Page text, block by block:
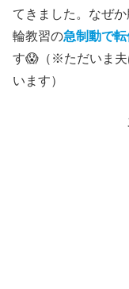
てきました。なぜ
輪教習の急制動で転
す😱（※ただいま夫
います）